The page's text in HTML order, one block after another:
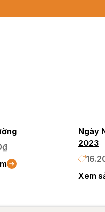
Ngày
2023
Xem